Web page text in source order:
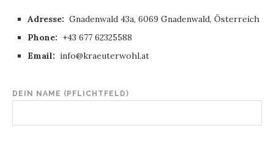
Adresse: Gnadenwald 43a, 6069 Gnadenwald, Österreich
Phone: +43 677 62325588
Email: info@kraeuterwohl.at
DEIN NAME (PFLICHTFELD)